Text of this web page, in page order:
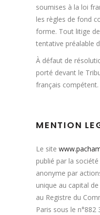
soumises à la loi
les règles de fond
forme. Tout litige
tentative préalable
À défaut de
porté devant le
français compétent.
MENTION
Le site
publié par la
anonyme par
unique au capital
au Registre du
Paris sous le